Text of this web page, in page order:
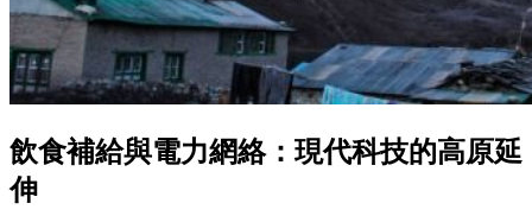
飲食補給與電力網絡：現代科技的高原延
伸